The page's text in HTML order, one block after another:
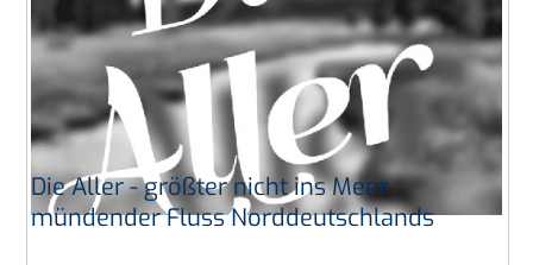
u
n
g
b
s
u
c
h
Die Aller - größter nicht ins Meer
mündender Fluss Norddeutschlands